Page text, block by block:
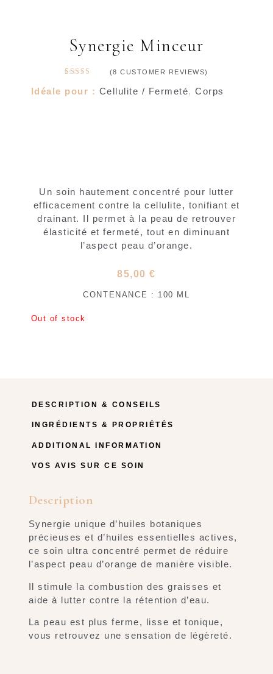
Synergie Minceur
4.71out
of 5 based
(8 CUSTOMER REVIEWS)
Idéale pour : Cellulite / Fermeté,Corps
Un soin hautement concentré pour lutter
efficacement contre la cellulite, tonifiant et
drainant. Il permet à la peau de retrouver
élasticité et fermeté, tout en diminuant
l’aspect peau d’orange.
85,00€
CONTENANCE : 100 ML
Out of stock
DESCRIPTION & CONSEILS
INGRÉDIENTS & PROPRIÉTÉS
ADDITIONAL INFORMATION
VOS AVIS SUR CE SOIN
Description
Synergie unique d’huiles botaniques
précieuses et d’huiles essentielles actives,
ce soin ultra concentré permet de réduire
l’aspect peau d’orange de manière visible.
Il stimule la combustion des graisses et
aide à lutter contre la rétention d’eau.
La peau est plus ferme, lisse et tonique,
vous retrouvez une sensation de légèreté.